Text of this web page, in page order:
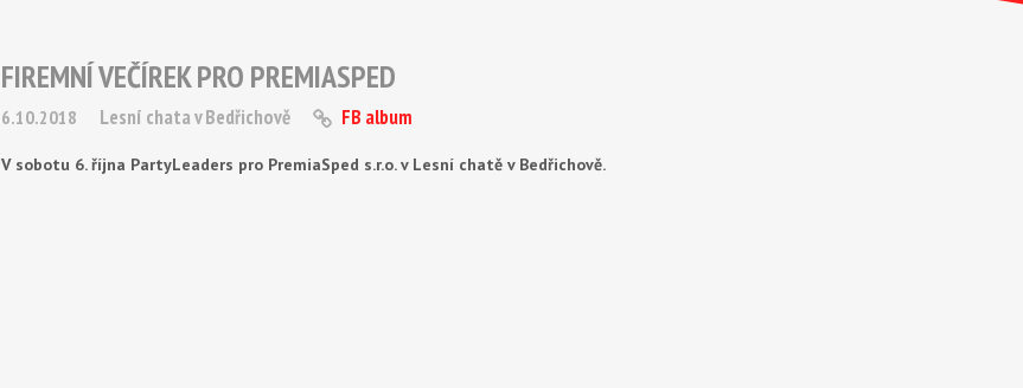
FIREMNÍ VEČÍREK PRO PREMIASPED
6.10.2018 Lesní chata v Bedřichově FB album
V sobotu 6. října PartyLeaders pro PremiaSped s.r.o. v Lesní chatě v Bedřichově.